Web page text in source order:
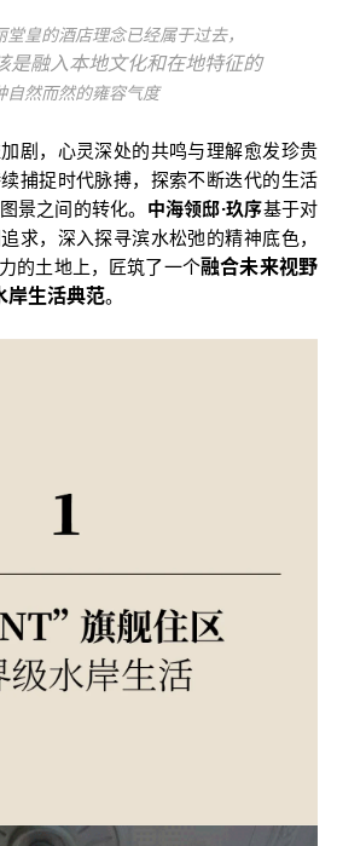
皇的酒店理念已经属于过去，
是融入本地文化和在地特征的
自然而然的雍容气度
剧，心灵深处的共鸣与理解愈发珍贵
捕捉时代脉搏，探索不断迭代的生活
景之间的转化。 中海领邸·玖序基于对
求，深入探寻滨水松弛的精神底色，
的土地上，匠筑了一个融合未来视野
岸生活典范。